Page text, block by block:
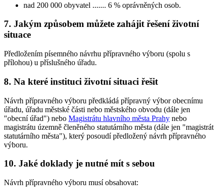
nad 200 000 obyvatel ....... 6 % oprávněných osob.
7. Jakým způsobem můžete zahájit řešení životní
situace
Předložením písemného návrhu přípravného výboru (spolu s
přílohou) u příslušného úřadu.
8. Na které instituci životní situaci řešit
Návrh přípravného výboru předkládá přípravný výbor obecnímu
úřadu, úřadu městské části nebo městského obvodu (dále jen
"obecní úřad") nebo Magistrátu hlavního města Prahy nebo
magistrátu územně členěného statutárního města (dále jen "magistrát
statutárního města"), který posoudí předložený návrh přípravného
výboru.
10. Jaké doklady je nutné mít s sebou
Návrh přípravného výboru musí obsahovat: